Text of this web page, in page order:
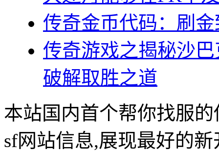
传奇金币代码：刷
传奇游戏之揭秘沙
破解取胜之道
本站国内首个帮你找服
sf网站信息,展现最好的